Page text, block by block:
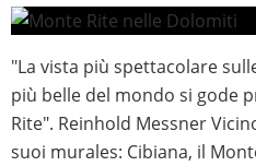
"La vista più spettacolare
più belle del mondo si gode
Rite". Reinhold Messner
suoi murales: Cibiana, il